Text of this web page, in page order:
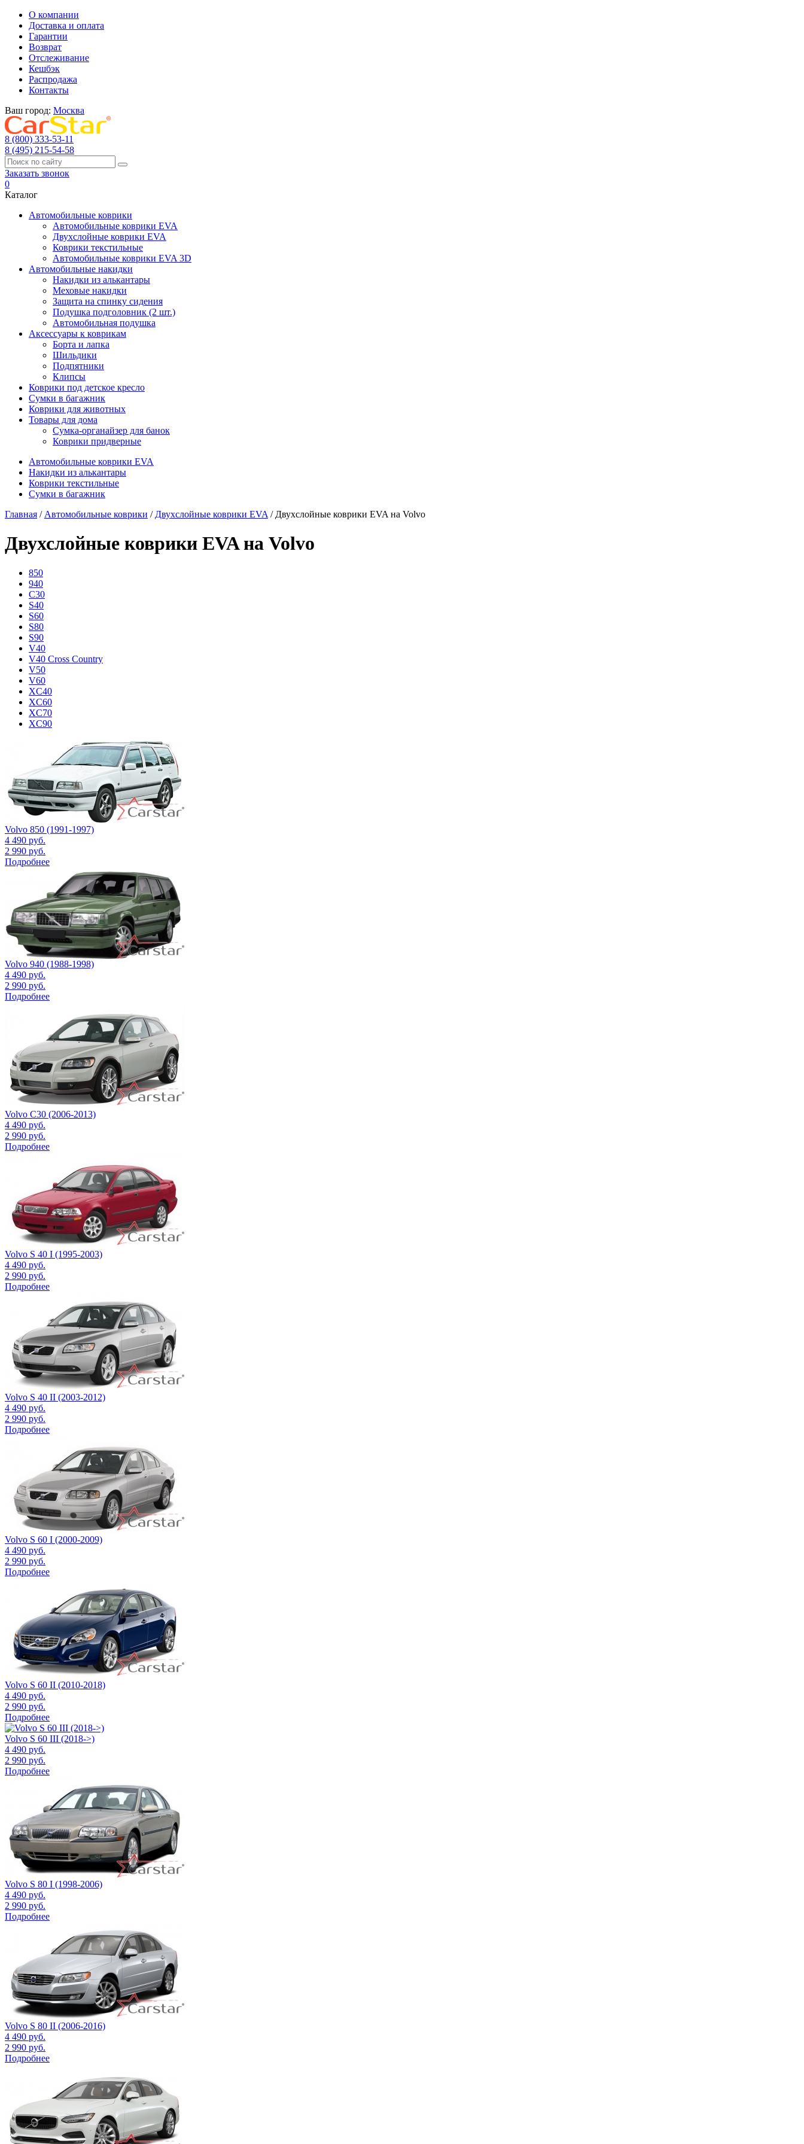
О компании
Доставка и оплата
Гарантии
Возврат
Отслеживание
Кешбэк
Распродажа
Контакты
Ваш город: Москва
8 (800) 333-53-11
8 (495) 215-54-58
Заказать звонок
0
Каталог
Автомобильные коврики
Автомобильные коврики EVA
Двухслойные коврики EVA
Коврики текстильные
Автомобильные коврики EVA 3D
Автомобильные накидки
Накидки из алькантары
Меховые накидки
Защита на спинку сидения
Подушка подголовник (2 шт.)
Автомобильная подушка
Аксессуары к коврикам
Борта и лапка
Шильдики
Подпятники
Клипсы
Коврики под детское кресло
Сумки в багажник
Коврики для животных
Товары для дома
Сумка-органайзер для банок
Коврики придверные
Автомобильные коврики EVA
Накидки из алькантары
Коврики текстильные
Сумки в багажник
Главная / Автомобильные коврики / Двухслойные коврики EVA / Двухслойные коврики EVA на Volvo
Двухслойные коврики EVA на Volvo
850
940
C30
S40
S60
S80
S90
V40
V40 Cross Country
V50
V60
XC40
XC60
XC70
XC90
Volvo 850 (1991-1997)
4 490 руб.
2 990 руб.
Подробнее
Volvo 940 (1988-1998)
4 490 руб.
2 990 руб.
Подробнее
Volvo C30 (2006-2013)
4 490 руб.
2 990 руб.
Подробнее
Volvo S 40 I (1995-2003)
4 490 руб.
2 990 руб.
Подробнее
Volvo S 40 II (2003-2012)
4 490 руб.
2 990 руб.
Подробнее
Volvo S 60 I (2000-2009)
4 490 руб.
2 990 руб.
Подробнее
Volvo S 60 II (2010-2018)
4 490 руб.
2 990 руб.
Подробнее
Volvo S 60 III (2018->)
4 490 руб.
2 990 руб.
Подробнее
Volvo S 80 I (1998-2006)
4 490 руб.
2 990 руб.
Подробнее
Volvo S 80 II (2006-2016)
4 490 руб.
2 990 руб.
Подробнее